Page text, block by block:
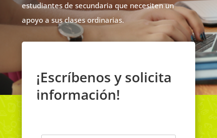
estudiantes de secundaria que necesiten un
apoyo a sus clases ordinarias.
¡Escríbenos y solicita
información!